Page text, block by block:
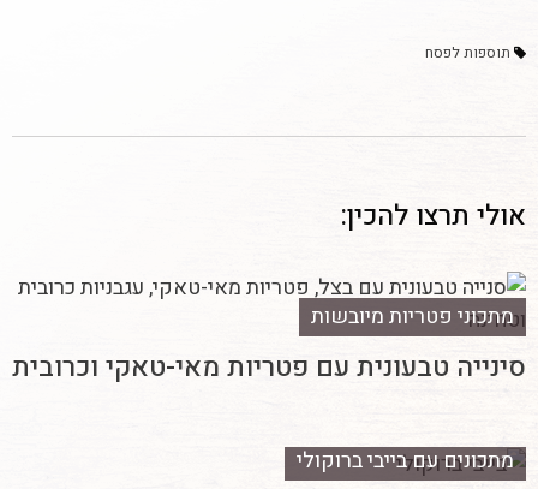
תוספות לפסח
אולי תרצו להכין:
מתכוני פטריות מיובשות
סינייה טבעונית עם פטריות מאי-טאקי וכרובית
מתכונים עם בייבי ברוקולי